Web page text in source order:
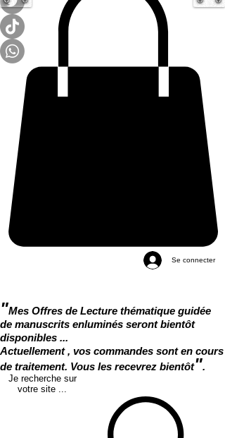
Se connecter
"Mes Offres de Lecture thématique guidée
de manuscrits enluminés seront bientôt
disponibles ...
Actuellement , vos commandes sont en cours
de traitement. Vous les recevrez bientôt".
Je recherche sur
votre site ...